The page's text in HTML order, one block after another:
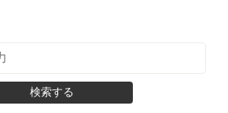
検索する